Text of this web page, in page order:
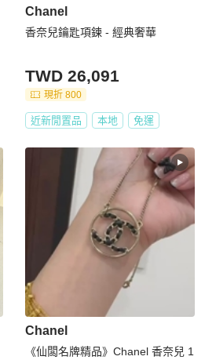
Chanel
香奈兒鑰匙項鍊 - 經典奢華
TWD 26,091
現折 800
近新閒置品 本地 免運
Chanel
《仙闆名牌精品》Chanel 香奈兒 1